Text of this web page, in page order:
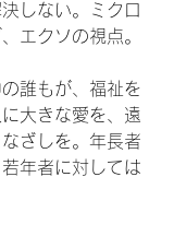
しない。ミクロ
エクソの視点。
誰もが、福祉を
大きな愛を、遠
ざしを。年長者
年者に対しては